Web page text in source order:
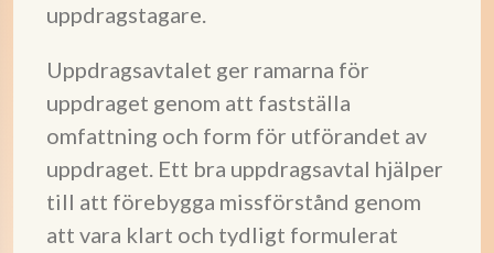
uppdragstagare.
Uppdragsavtalet ger ramarna för
uppdraget genom att fastställa
omfattning och form för utförandet av
uppdraget. Ett bra uppdragsavtal hjälper
till att förebygga missförstånd genom
att vara klart och tydligt formulerat